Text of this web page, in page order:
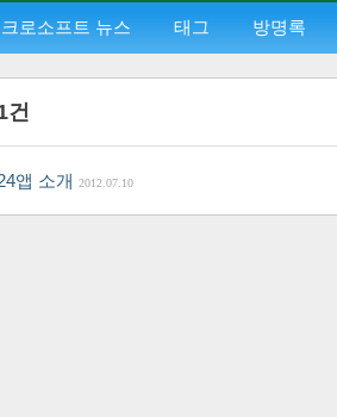
로소프트 뉴스 태그 방명록
건
앱 소개 2012.07.10